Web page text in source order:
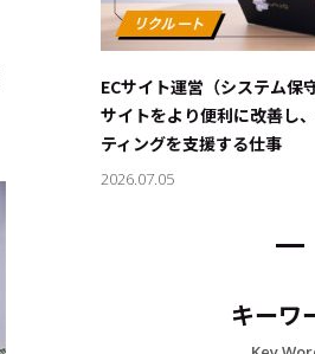
ECサイト運営（システム保
サイトをより便利に改善し
ティングを支援する仕事
2026.07.05
キーワ